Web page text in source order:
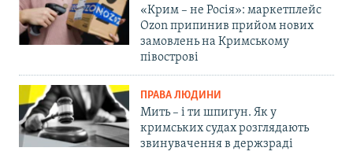
«Крим – не Росія»: маркетплейс
Ozon припинив прийом нових
замовлень на Кримському
півострові
ПРАВА ЛЮДИНИ
Мить – і ти шпигун. Як у
кримських судах розглядають
звинувачення в держзраді